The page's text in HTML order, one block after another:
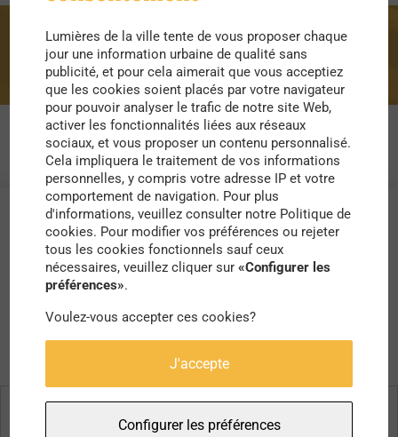
gare
Lumières de la ville tente de vous proposer chaque
jour une information urbaine de qualité sans
publicité, et pour cela aimerait que vous acceptiez
que les cookies soient placés par votre navigateur
pour pouvoir analyser le trafic de notre site Web,
activer les fonctionnalités liées aux réseaux
sociaux, et vous proposer un contenu personnalisé.
Cela impliquera le traitement de vos informations
personnelles, y compris votre adresse IP et votre
comportement de navigation. Pour plus
d'informations, veuillez consulter notre Politique de
cookies. Pour modifier vos préférences ou rejeter
tous les cookies fonctionnels sauf ceux
nécessaires, veuillez cliquer sur«Configurer les
préférences».
Voulez-vous accepter ces cookies?
J'accepte
Configurer les préférences